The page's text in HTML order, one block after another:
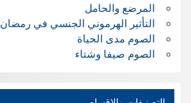
المرضع والحامل
التأثير الهرموني الجنسي في رمضان
الصوم مدى الحياة
الصوم صيفا وشتاء